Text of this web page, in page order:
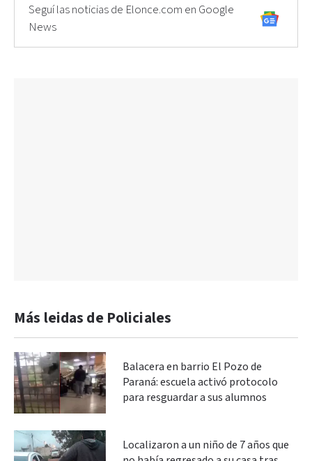
Seguí las noticias de Elonce.com en Google
News
Más leidas de Policiales
Balacera en barrio El Pozo de
Paraná: escuela activó protocolo
para resguardar a sus alumnos
Localizaron a un niño de 7 años que